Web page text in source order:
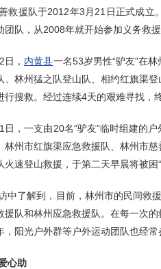
救援队于2012年3月21日正式成立
团队，从2008年就开始参加义务救
， 内黄县一名53岁男性“驴友”在
、林州猛之队登山队、相约红旗渠
行搜救。经过连续4天的艰难寻找，
日，一支由20名“驴友”临时组建的
林州市红旗渠应急救援队、林州市
火速登山救援，于第二天早晨将被困“
中了解到，目前，林州市的民间救
援队和林州应急救援队。在每一次
，阳光户外群等户外运动团队也经常
心助